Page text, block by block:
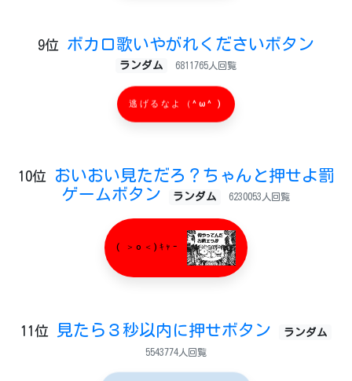
9位 ボカロ歌いやがれくださいボタン
ランダム 6811765人回覧
逃げるなよ（^ω^ )
10位
おいおい見ただろ？ちゃんと押せよ罰
ゲームボタン
ランダム 6230053人回覧
( ＞o＜)ｷｬｰ
11位 見たら３秒以内に押せボタン ランダム
5543774人回覧